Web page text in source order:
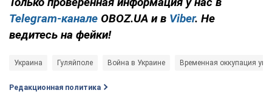
Telegram-канале OBOZ.UA и в Viber. Не
ведитесь на фейки!
Украина Гуляйполе Война в Украине Временная оккупация
Редакционная политика